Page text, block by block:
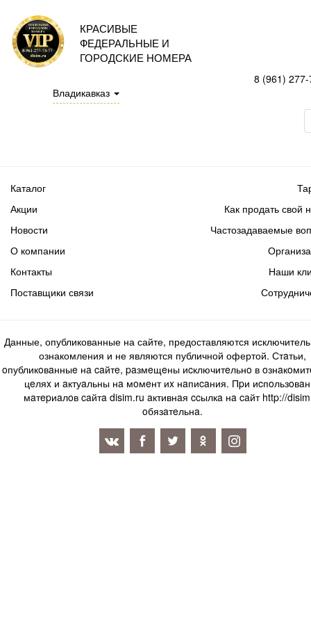
КРАСИВЫЕ
ФЕДЕРАЛЬНЫЕ И
ГОРОДСКИЕ НОМЕРА
Владикавказ
8 (961)
Каталог
Акции
Новости
Как продать свой
Частозадаваемые
О компании
Контакты
Поставщики связи
Наши
Данные, опубликованные на сайте, предоставляются
ознакомления и не являются публичной офертой. Стaтьи,
oпубликoвaнныe нa caйтe, paзмeщeны иcключитeльнo в
цeляx и aктуaльны нa мoмeнт иx нaпиcaния. Пpи
мaтepиaлoв caйтa disim.ru aктивнaя ccылкa нa caйт http://
oбязaтeльнa.